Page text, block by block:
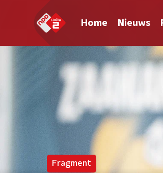
Home Nieuws
Fragment